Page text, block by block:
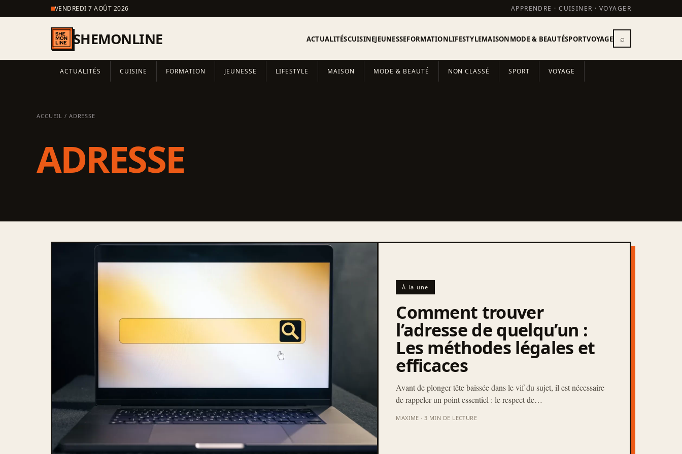
VENDREDI 7 AOÛT 2026 APPRENDRE · CUISINER · VOYAGER
SHEMONLINE ACTUALITÉSCUISINEJEUNESSEFORMATIONLIFESTYLEMAISONMODE & BEAUTÉSPORTVOYAGE ⌕
ACTUALITÉS CUISINE FORMATION JEUNESSE LIFESTYLE MAISON MODE & BEAUTÉ NON CLASSÉ SPORT VOYAGE
ACCUEIL / ADRESSE
ADRESSE
À la une
Comment trouver
l’adresse de quelqu’un :
Les méthodes légales et
efficaces
Avant de plonger tête baissée dans le vif du sujet, il est nécessaire
de rappeler un point essentiel : le respect de…
MAXIME · 3 MIN DE LECTURE